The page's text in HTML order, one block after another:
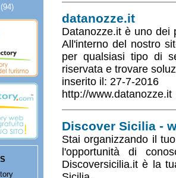
datanozze.it
Datanozze.it è uno dei
All'interno del nostro
per qualsiasi tipo di
riservata e trovare
inserito il: 27-7-2016
http://www.datanozze.it
Discover Sicilia -
Stai organizzando il
l'opportunità di
Discoversicilia.it è la